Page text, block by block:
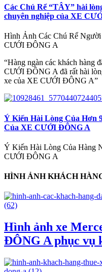
Các Chú Rể “TÂY” hài
chuyên nghiệp của XE
Hình Ảnh Các Chú Rể
CƯỚI ĐÔNG A
“Hàng ngàn các khách hàng
CƯỚI ĐÔNG A đã rất hài
xe của XE CƯỚI ĐÔNG A”
Ý Kiến Hài Lòng Của Hơn
Của XE CƯỚI ĐÔNG A
Ý Kiến Hài Lòng Của Hàng
CƯỚI ĐÔNG A
HÌNH ẢNH KHÁCH
Hình ảnh xe
ĐÔNG A phục vụ